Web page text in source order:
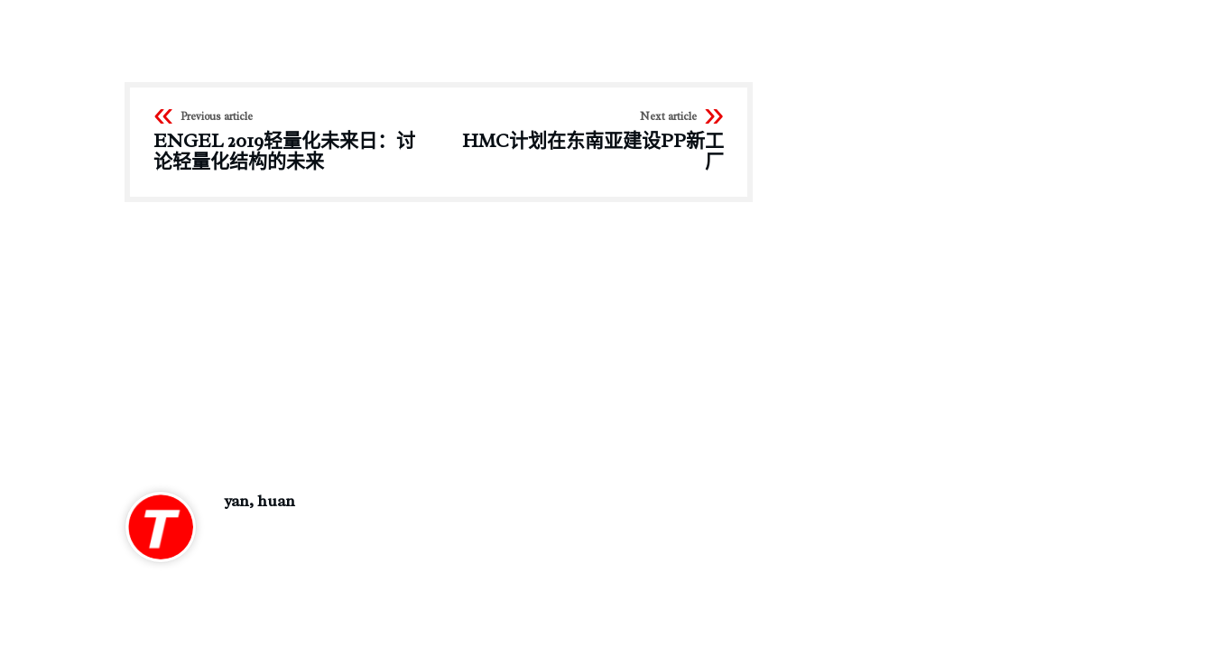
Previous article
ENGEL 2019轻量化未来日：讨
论轻量化结构的未来
Next article
HMC计划在东南亚建设PP新工
厂
yan, huan